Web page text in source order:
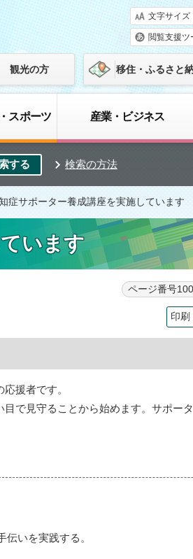
文字サイズ
閲覧支援ツ
観光の方 移住・ふるさと
スポーツ 産業・ビジネス
検索の方法
症サポーター養成講座を実施しています
います
ページ番号
印刷
援者です。
で見守ることから始めます。サポー
いを実践する。